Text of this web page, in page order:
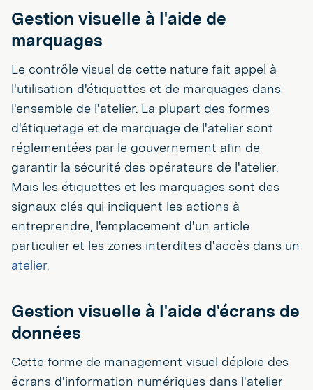
Gestion visuelle à l'aide de
marquages
Le contrôle visuel de cette nature fait appel à
l'utilisation d'étiquettes et de marquages dans
l'ensemble de l'atelier. La plupart des formes
d'étiquetage et de marquage de l'atelier sont
réglementées par le gouvernement afin de
garantir la sécurité des opérateurs de l'atelier.
Mais les étiquettes et les marquages sont des
signaux clés qui indiquent les actions à
entreprendre, l'emplacement d'un article
particulier et les zones interdites d'accès dans un
atelier.
Gestion visuelle à l'aide d'écrans de
données
Cette forme de management visuel déploie des
écrans d'information numériques dans l'atelier